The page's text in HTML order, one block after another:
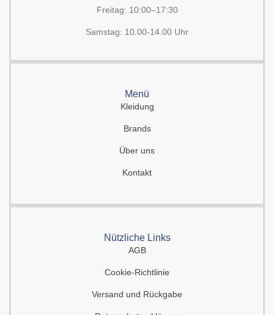
Freitag: 10:00–17:30
Samstag: 10.00-14.00 Uhr
Menü
Kleidung
Brands
Über uns
Kontakt
Nützliche Links
AGB
Cookie-Richtlinie
Versand und Rückgabe